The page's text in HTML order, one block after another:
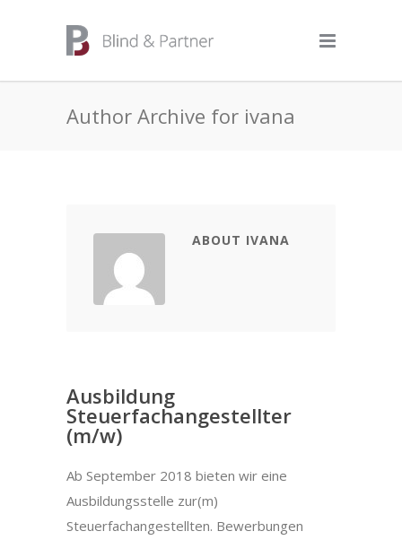
Author Archive for ivana
ABOUT IVANA
Ausbildung
Steuerfachangestellter
(m/w)
Ab September 2018 bieten wir eine
Ausbildungsstelle zur(m)
Steuerfachangestellten. Bewerbungen